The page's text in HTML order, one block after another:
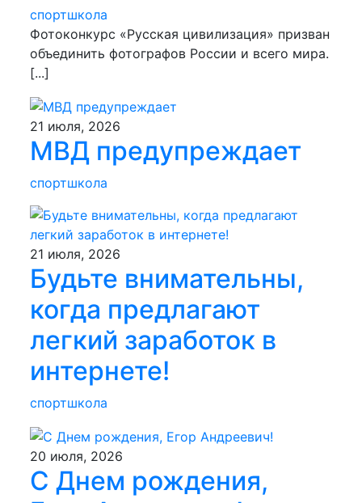
спортшкола
Фотоконкурс «Русская цивилизация» призван
объединить фотографов России и всего мира.
[...]
21 июля, 2026
МВД предупреждает
спортшкола
21 июля, 2026
Будьте внимательны,
когда предлагают
легкий заработок в
интернете!
спортшкола
20 июля, 2026
С Днем рождения,